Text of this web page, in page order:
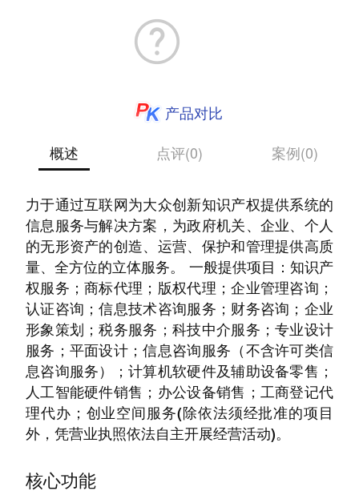
产品对比
概述
点评(0) 案例(0)
力于通过互联网为大众创新知识产权提供系统的
信息服务与解决方案，为政府机关、企业、个人
的无形资产的创造、运营、保护和管理提供高质
量、全方位的立体服务。 一般提供项目：知识产
权服务；商标代理；版权代理；企业管理咨询；
认证咨询；信息技术咨询服务；财务咨询；企业
形象策划；税务服务；科技中介服务；专业设计
服务；平面设计；信息咨询服务（不含许可类信
息咨询服务）；计算机软硬件及辅助设备零售；
人工智能硬件销售；办公设备销售；工商登记代
理代办；创业空间服务(除依法须经批准的项目
外，凭营业执照依法自主开展经营活动)。
核心功能